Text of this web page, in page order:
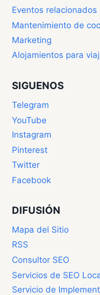
Eventos relacionados
Mantenimiento de
Marketing
Alojamientos para
SIGUENOS
Telegram
YouTube
Instagram
Pinterest
Twitter
Facebook
DIFUSIÓN
Mapa del Sitio
RSS
Consultor SEO
Servicios de SEO
Servicio de